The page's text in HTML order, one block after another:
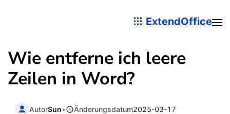
ExtendOffice
Wie entferne ich leere
Zeilen in Word?
AutorSun• Änderungsdatum2025-03-17